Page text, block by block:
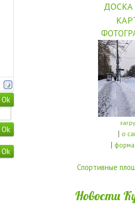
| о
|форма
Спортивные
Новости